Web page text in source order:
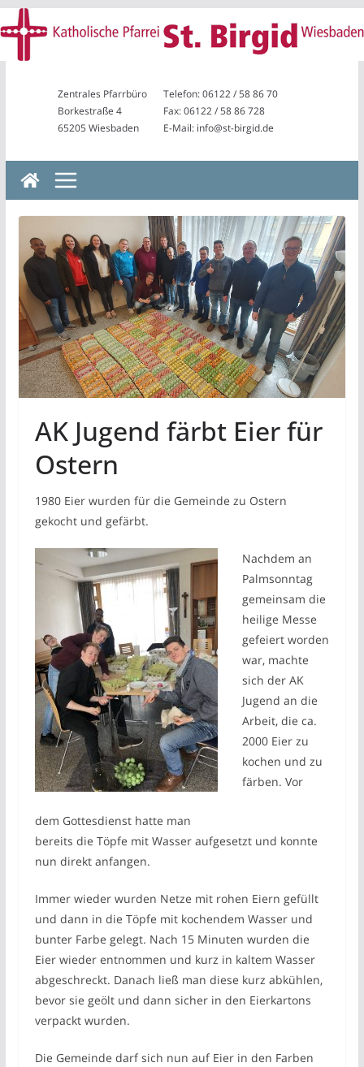
Zum
Inhalt
springen
Zentrales Pfarrbüro
Borkestraße 4
65205 Wiesbaden
Telefon: 06122 / 58 86 70
Fax: 06122 / 58 86 728
E-Mail: info@st-birgid.de
AK Jugend färbt Eier für
Ostern
1980 Eier wurden für die Gemeinde zu Ostern
gekocht und gefärbt.
Nachdem an
Palmsonntag
gemeinsam die
heilige Messe
gefeiert worden
war, machte
sich der AK
Jugend an die
Arbeit, die ca.
2000 Eier zu
kochen und zu
färben. Vor
dem Gottesdienst hatte man
bereits die Töpfe mit Wasser aufgesetzt und konnte
nun direkt anfangen.
Immer wieder wurden Netze mit rohen Eiern gefüllt
und dann in die Töpfe mit kochendem Wasser und
bunter Farbe gelegt. Nach 15 Minuten wurden die
Eier wieder entnommen und kurz in kaltem Wasser
abgeschreckt. Danach ließ man diese kurz abkühlen,
bevor sie geölt und dann sicher in den Eierkartons
verpackt wurden.
Die Gemeinde darf sich nun auf Eier in den Farben